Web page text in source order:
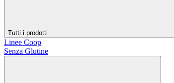
Tutti i prodotti
Linee Coop
Senza Glutine